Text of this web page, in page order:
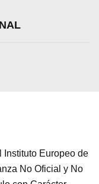
Instituto Europeo de
No Oficial y No